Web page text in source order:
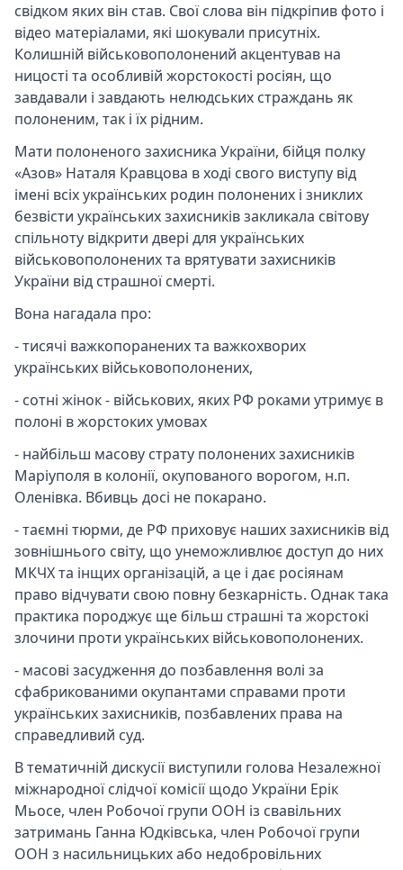
свідком яких він став. Свої слова він підкріпив фото і
відео матеріалами, які шокували присутніх.
Колишній військовополонений акцентував на
ницості та особливій жорстокості росіян, що
завдавали і завдають нелюдських страждань як
полоненим, так і їх рідним.
Мати полоненого захисника України, бійця полку
«Азов» Наталя Кравцова в ході свого виступу від
імені всіх українських родин полонених і зниклих
безвісти українських захисників закликала світову
спільноту відкрити двері для українських
військовополонених та врятувати захисників
України від страшної смерті.
Вона нагадала про:
- тисячі важкопоранених та важкохворих
українських військовополонених,
- сотні жінок - військових, яких РФ роками утримує в
полоні в жорстоких умовах
- найбільш масову страту полонених захисників
Маріуполя в колонії, окупованого ворогом, н.п.
Оленівка. Вбивць досі не покарано.
- таємні тюрми, де РФ приховує наших захисників від
зовнішнього світу, що унеможливлює доступ до них
МКЧХ та інщих організацій, а це і дає росіянам
право відчувати свою повну безкарність. Однак така
практика породжує ще більш страшні та жорстокі
злочини проти українських військовополонених.
- масові засудження до позбавлення волі за
сфабрикованими окупантами справами проти
українських захисників, позбавлених права на
справедливий суд.
В тематичній дискусії виступили голова Незалежної
міжнародної слідчої комісії щодо України Ерік
Мьосе, член Робочої групи ООН із свавільних
затримань Ганна Юдківська, член Робочої групи
ООН з насильницьких або недобровільних